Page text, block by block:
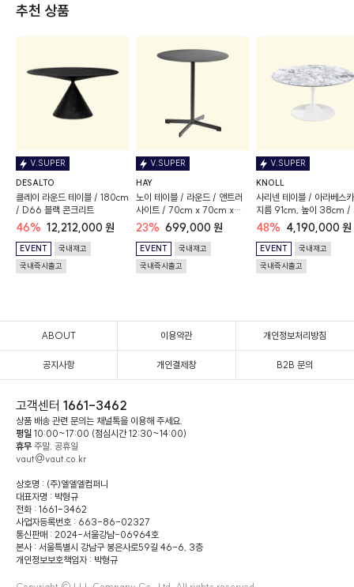
추천 상품
V.SUPER
DESALTO
클레이 라운드 테이블 / 180cm
/ D66 블랙 콘크리트
46% 12,212,000 원
EVENT
국내재고
국내즉시출고
V.SUPER
HAY
노이 테이블 / 라운드 / 앤트러
사이트 / 70cm x 70cm x
74cm
23% 699,000 원
EVENT
국내재고
국내즉시출고
V.SUPER
KNOLL
사리넨 테이블 / 아라베스
지름 91cm, 높이 38cm /
마감
48% 4,190,000 원
EVENT
국내재고
국내즉시출고
ABOUT 이용약관 개인정보처리방침
공지사항 개인결제창 B2B 문의
고객센터 1661-3462
상품 배송 관련 문의는 채널톡을 이용해 주세요.
평일 10:00~17:00 (점심시간 12:30~14:00)
휴무 주말, 공휴일
vaut@vaut.co.kr
상호명 : (주)엘엘엘컴퍼니
대표자명 : 박형규
전화 : 1661-3462
사업자등록번호 : 663-86-02327
통신판매 : 2024-서울강남-06964호
본사 : 서울특별시 강남구 봉은사로59길 46-6, 3층
개인정보보호책임자 : 박형규